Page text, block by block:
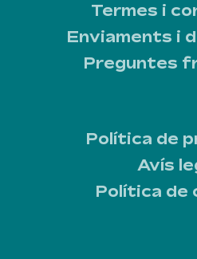
Termes i
Enviaments i
Preguntes
Política de
Avís
Política de